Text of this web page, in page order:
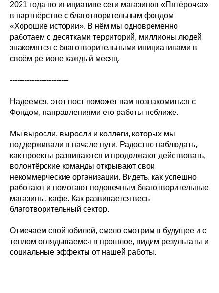
2021 года по инициативе сети магазинов «Пятёрочка»
в партнёрстве с благотворительным фондом
«Хорошие истории». В нём мы одновременно
работаем с десятками территорий, миллионы людей
знакомятся с благотворительными инициативами в
своём регионе каждый месяц.
------------------------
Надеемся, этот пост поможет вам познакомиться с
Фондом, направлениями его работы поближе.
Мы выросли, выросли и коллеги, которых мы
поддерживали в начале пути. Радостно наблюдать,
как проекты развиваются и продолжают действовать,
волонтёрские команды открывают свои
некоммерческие организации. Видеть, как успешно
работают и помогают подопечным благотворительные
магазины, кафе. Как развивается весь
благотворительный сектор.
Отмечаем свой юбилей, смело смотрим в будущее и с
теплом оглядываемся в прошлое, видим результаты и
социальные эффекты от нашей работы.